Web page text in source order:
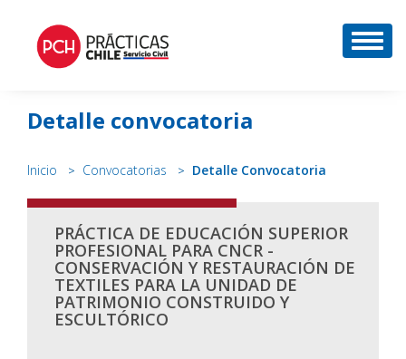
Detalle convocatoria
Inicio Convocatorias Detalle Convocatoria
PRÁCTICA DE EDUCACIÓN SUPERIOR
PROFESIONAL PARA CNCR -
CONSERVACIÓN Y RESTAURACIÓN DE
TEXTILES PARA LA UNIDAD DE
PATRIMONIO CONSTRUIDO Y
ESCULTÓRICO